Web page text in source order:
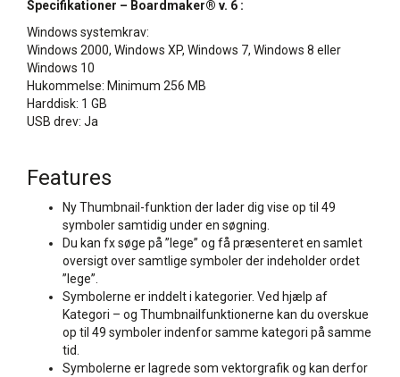
Specifikationer – Boardmaker® v. 6 :
Windows systemkrav:
Windows 2000, Windows XP, Windows 7, Windows 8 eller
Windows 10
Hukommelse: Minimum 256 MB
Harddisk: 1 GB
USB drev: Ja
Features
Ny Thumbnail-funktion der lader dig vise op til 49
symboler samtidig under en søgning.
Du kan fx søge på ”lege” og få præsenteret en samlet
oversigt over samtlige symboler der indeholder ordet
”lege”.
Symbolerne er inddelt i kategorier. Ved hjælp af
Kategori – og Thumbnailfunktionerne kan du overskue
op til 49 symboler indenfor samme kategori på samme
tid.
Symbolerne er lagrede som vektorgrafik og kan derfor